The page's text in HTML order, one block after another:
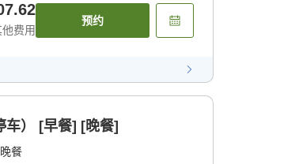
费用
预约
车） [早餐] [晚餐]
晚餐